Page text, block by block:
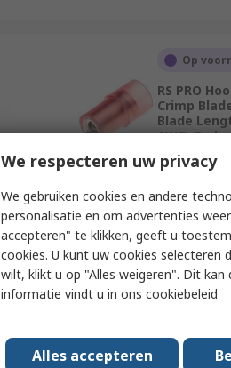
Op
RS PRO
Crimp
Blade
AWG, Red
RS-stocknr.
Op
Blade
AWG, Red
We respecteren uw privacy
We gebruiken cookies en andere
personalisatie en om advertenties
accepteren" te klikken, geeft u
cookies. U kunt uw cookies selecteren
wilt, klikt u op "Alles weigeren". Dit
informatie vindt u in ons cookiebeleid
Alles accepteren